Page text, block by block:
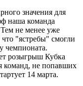
значения для
наша команда
не менее уже
"ястребы" смогли
чемпионата.
розыгрыш Кубка
команд, не попавших
14 марта.